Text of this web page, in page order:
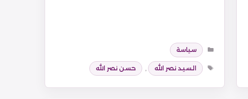
التصنيفات
سياسة
الوسوم
السيد نصر الله , حسن نصر الله